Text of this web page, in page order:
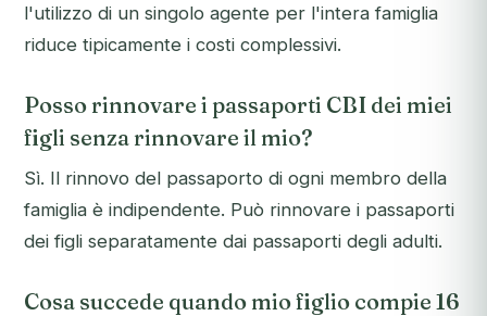
l'utilizzo di un singolo agente per l'intera famiglia
riduce tipicamente i costi complessivi.
Posso rinnovare i passaporti CBI dei miei
figli senza rinnovare il mio?
Sì. Il rinnovo del passaporto di ogni membro della
famiglia è indipendente. Può rinnovare i passaporti
dei figli separatamente dai passaporti degli adulti.
Cosa succede quando mio figlio compie 16